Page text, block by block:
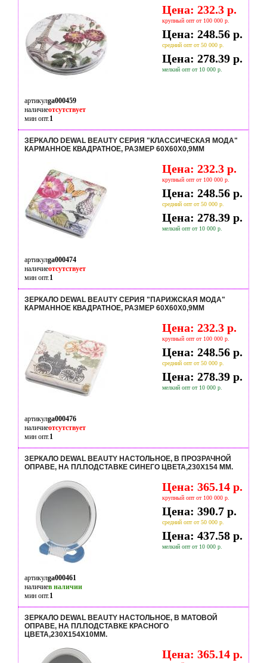
Цена: 232.3 р.
крупный опт от 100 000 р.
Цена: 248.56 р.
средний опт от 50 000 р.
Цена: 278.39 р.
мелкий опт от 10 000 р.
артикулga000459
наличиеотсутствует
мин опт.1
ЗЕРКАЛО DEWAL BEAUTY СЕРИЯ "КЛАССИЧЕСКАЯ МОДА"
КАРМАННОЕ КВАДРАТНОЕ, РАЗМЕР 60Х60Х0,9ММ
Цена: 232.3 р.
крупный опт от 100 000 р.
Цена: 248.56 р.
средний опт от 50 000 р.
Цена: 278.39 р.
мелкий опт от 10 000 р.
артикулga000474
наличиеотсутствует
мин опт.1
ЗЕРКАЛО DEWAL BEAUTY СЕРИЯ "ПАРИЖСКАЯ МОДА"
КАРМАННОЕ КВАДРАТНОЕ, РАЗМЕР 60Х60Х0,9ММ
Цена: 232.3 р.
крупный опт от 100 000 р.
Цена: 248.56 р.
средний опт от 50 000 р.
Цена: 278.39 р.
мелкий опт от 10 000 р.
артикулga000476
наличиеотсутствует
мин опт.1
ЗЕРКАЛО DEWAL BEAUTY НАСТОЛЬНОЕ, В ПРОЗРАЧНОЙ
ОПРАВЕ, НА ПЛ.ПОДСТАВКЕ СИНЕГО ЦВЕТА,230X154 ММ.
Цена: 365.14 р.
крупный опт от 100 000 р.
Цена: 390.7 р.
средний опт от 50 000 р.
Цена: 437.58 р.
мелкий опт от 10 000 р.
артикулga000461
наличиев наличии
мин опт.1
ЗЕРКАЛО DEWAL BEAUTY НАСТОЛЬНОЕ, В МАТОВОЙ
ОПРАВЕ, НА ПЛ.ПОДСТАВКЕ КРАСНОГО
ЦВЕТА,230X154Х10ММ.
Цена: 365.14 р.